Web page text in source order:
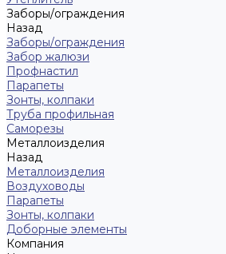
Заборы/ограждения
Назад
Заборы/ограждения
Забор жалюзи
Профнастил
Парапеты
Зонты, колпаки
Труба профильная
Саморезы
Металлоизделия
Назад
Металлоизделия
Воздуховоды
Парапеты
Зонты, колпаки
Доборные элементы
Компания